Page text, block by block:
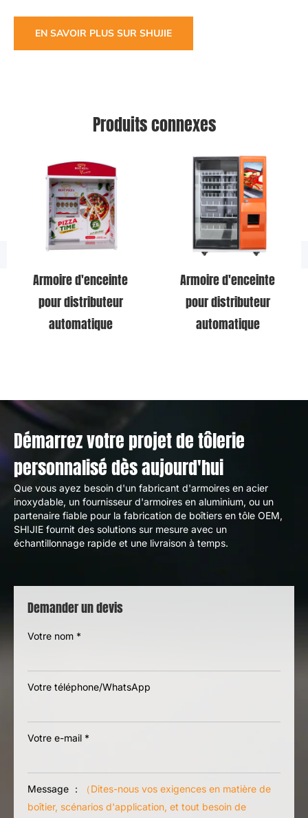
EN SAVOIR PLUS SUR SHUJIE
Produits connexes
Armoire d'enceinte
pour distributeur
automatique
Armoire d'enceinte
pour distributeur
automatique
Démarrez votre projet de tôlerie
personnalisé dès aujourd'hui
Que vous ayez besoin d'un fabricant d'armoires en acier
inoxydable, un fournisseur d'armoires en aluminium, ou un
partenaire fiable pour la fabrication de boîtiers en tôle OEM,
SHIJIE fournit des solutions sur mesure avec un
échantillonnage rapide et une livraison à temps.
Demander un devis
Votre nom *
Votre téléphone/WhatsApp
Votre e-mail *
Message ：
（Dites-nous vos exigences en matière de
boîtier, scénarios d'application, et tout besoin de